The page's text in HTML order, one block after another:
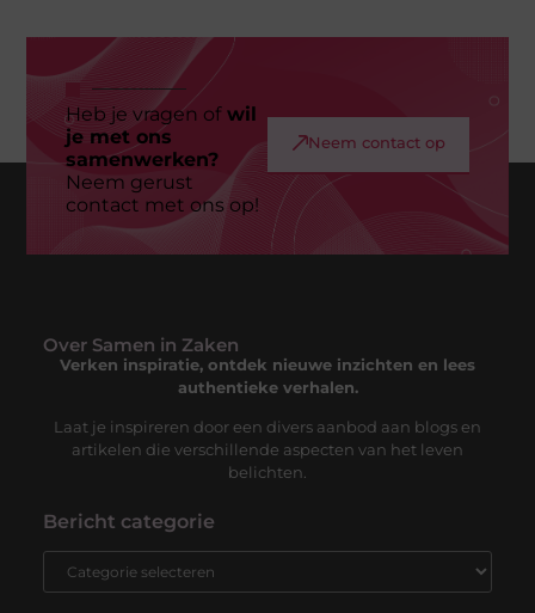
Heb je vragen ofwil
je met ons
samenwerken?
Neem gerust
contact met ons op!
Neem contact op
Over Samen in Zaken
Verken inspiratie, ontdek nieuwe inzichten en lees
authentieke verhalen.
Laat je inspireren door een divers aanbod aan blogs en
artikelen die verschillende aspecten van het leven
belichten.
Bericht categorie